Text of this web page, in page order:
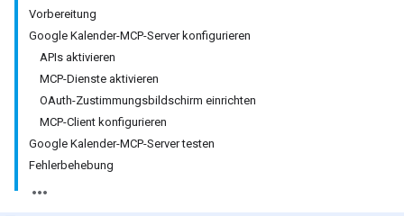
Vorbereitung
Google Kalender-MCP-Server konfigurieren
APIs aktivieren
MCP-Dienste aktivieren
OAuth-Zustimmungsbildschirm einrichten
MCP-Client konfigurieren
Google Kalender-MCP-Server testen
Fehlerbehebung